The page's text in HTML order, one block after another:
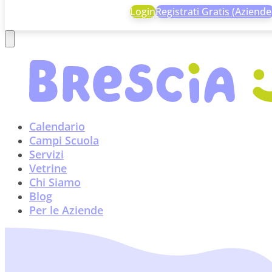
LoginRegistrati Gratis
Calendario
Campi Scuola
Servizi
Vetrine
Chi Siamo
Blog
Per le Aziende